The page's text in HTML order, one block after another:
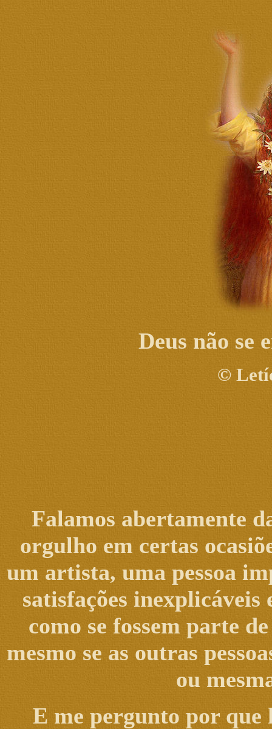
Deus não se
©
Falamos abertamente
orgulho em certas
um artista, uma pessoa
satisfações inexplicáveis
como se fossem parte
mesmo se as outras
ou
E me pergunto por que